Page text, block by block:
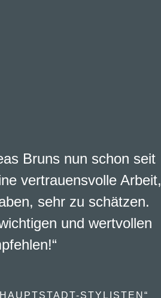
Bruns nun schon seit
vertrauensvolle Arbeit,
sehr zu schätzen.
und wertvollen
STYLISTEN“